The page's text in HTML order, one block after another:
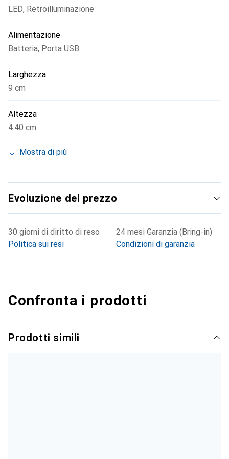
LED, Retroilluminazione
Alimentazione
Batteria, Porta USB
Larghezza
9 cm
Altezza
4.40 cm
Mostra di più
Evoluzione del prezzo
30 giorni di diritto di reso
Politica sui resi
24 mesi Garanzia (Bring-in)
Condizioni di garanzia
Confronta i prodotti
Prodotti simili